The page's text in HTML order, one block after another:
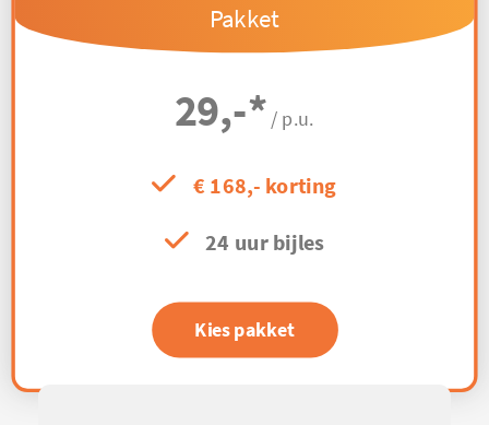
Pakket
29,-* / p.u.
€ 168,- korting
24 uur bijles
Kies pakket